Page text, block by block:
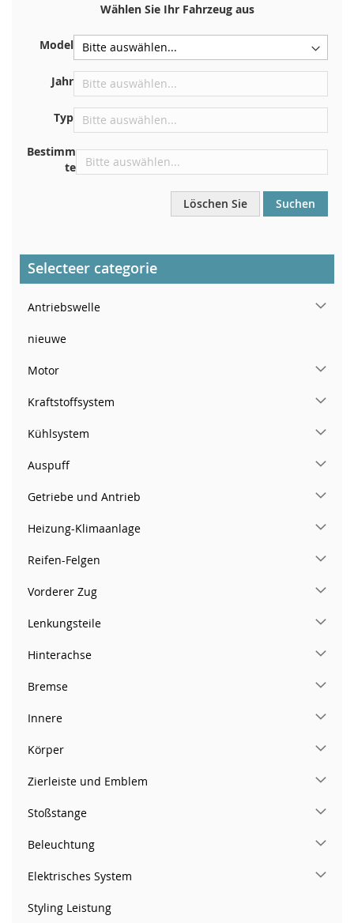
Zulassungsbescheinigung. Und auch im Auto
Auf der Bodenplatte für den rechten Vordersitz
Zentrieren Sie es an der Trennwand unter der Haube
Direkt im Motorraum
Armaturenbrett
Wählen Sie Ihr Fahrzeug aus
Model
Jahr
Typ
Bestimm
te
Löschen Sie Suchen
Selecteer categorie
Antriebswelle
nieuwe
Motor
Kraftstoffsystem
Kühlsystem
Auspuff
Getriebe und Antrieb
Heizung-Klimaanlage
Reifen-Felgen
Vorderer Zug
Lenkungsteile
Hinterachse
Bremse
Innere
Körper
Zierleiste und Emblem
Stoßstange
Beleuchtung
Elektrisches System
Styling Leistung